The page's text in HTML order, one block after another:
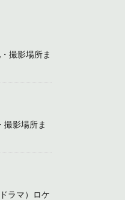
撮影場所ま
撮影場所ま
ラマ）ロケ